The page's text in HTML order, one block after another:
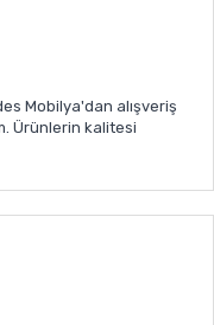
Mobilya'dan alışveriş
Ürünlerin kalitesi